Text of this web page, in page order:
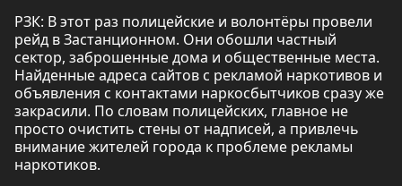
РЗК: В этот раз полицейские и волонтёры провели
рейд в Застанционном. Они обошли частный
сектор, заброшенные дома и общественные места.
Найденные адреса сайтов с рекламой наркотивов и
объявления с контактами наркосбытчиков сразу же
закрасили. По словам полицейских, главное не
просто очистить стены от надписей, а привлечь
внимание жителей города к проблеме рекламы
наркотиков.